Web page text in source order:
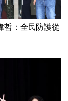
哲：全民防護從